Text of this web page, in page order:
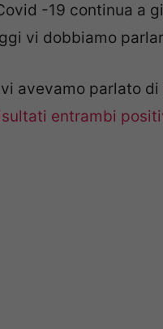
-19 continua a
vi dobbiamo
avevamo parlato di
entrambi